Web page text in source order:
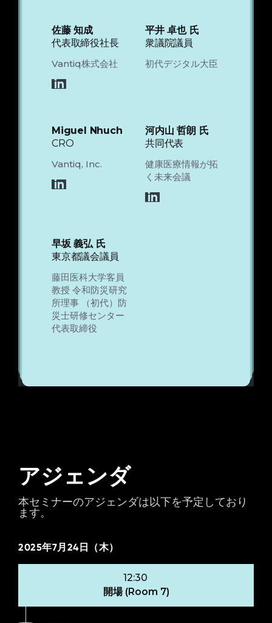
佐藤 知成
代表取締役社長
Vantiq株式会社
LinkedIn
平井 卓也 氏
衆議院議員
初代デジタル大臣
Miguel Nhuch
CRO
Vantiq, Inc.
LinkedIn
河内山 哲朗 氏
共同代表
健康医療情報が拓
く未来会議
LinkedIn
早坂 義弘 氏
東京都議会議員
藤田医科大学客員
教授 令和防災研究
所理事 （初代）防
災士研修センター
代表取締役
アジェンダ
本セミナーのアジェンダは以下を予定しており
ます。
2025年7月24日（木）
12:30
開場 (Room 7)